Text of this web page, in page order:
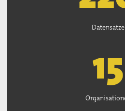
Datensätze
15